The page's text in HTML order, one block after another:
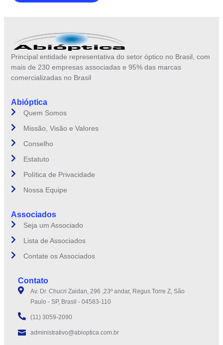
Principal entidade representativa do setor óptico no Brasil, com
mais de 230 empresas associadas e 95% das marcas
comercializadas no Brasil
Abióptica
Quem Somos
Missão, Visão e Valores
Conselho
Estatuto
Política de Privacidade
Nossa Equipe
Associados
Seja um Associado
Lista de Associados
Contate os Associados
Contato
Av. Dr. Chucri Zaidan, 296 ,23º andar, Regus Torre Z, São
Paulo - SP, Brasil - 04583-110
(11) 3059-2090
administrativo@abioptica.com.br